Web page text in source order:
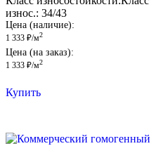
износ.: 34/43
Цена (наличие):
1 333 ₽/м2
Цена (на заказ):
1 333 ₽/м2
Купить